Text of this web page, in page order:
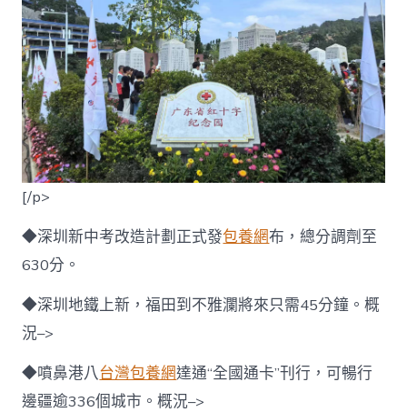
[/p>
◆深圳新中考改造計劃正式發包養網布，總分調劑至
630分。
◆深圳地鐵上新，福田到不雅瀾將來只需45分鐘。概
況–>
◆噴鼻港八台灣包養網達通“全國通卡”刊行，可暢行
邊疆逾336個城市。概況–>